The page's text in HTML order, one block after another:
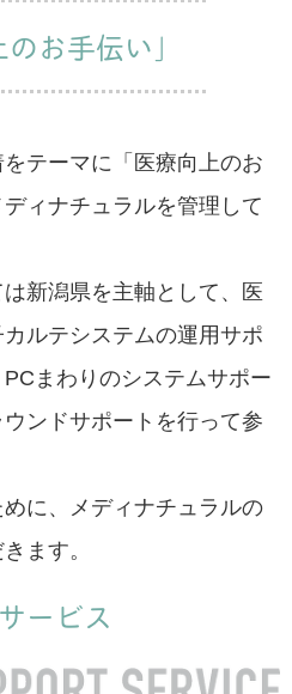
のお手伝い」
テーマに「医療向上のお
ィナチュラルを管理して
新潟県を主軸として、医
ルテシステムの運用サポ
まわりのシステムサポー
ンドサポートを行って参
に、メディナチュラルの
ます。
ービス